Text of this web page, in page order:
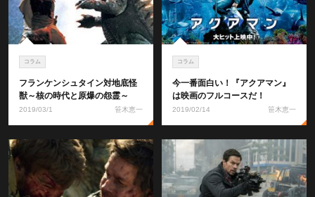
コラム
フランケンシュタイン対地底怪
獣～核の時代と原爆の怨霊～
2019/03/1 笹木恵一
コラム
今一番面白い！『アクアマン』
は映画のフルコースだ！
2019/02/14 笹木恵一